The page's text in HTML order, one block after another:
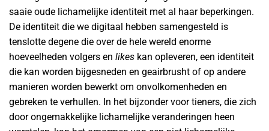
saaie oude lichamelijke identiteit met al haar beperkingen.
De identiteit die we digitaal hebben samengesteld is
tenslotte degene die over de hele wereld enorme
hoeveelheden volgers en likes kan opleveren, een identiteit
die kan worden bijgesneden en geairbrusht of op andere
manieren worden bewerkt om onvolkomenheden en
gebreken te verhullen. In het bijzonder voor tieners, die zich
door ongemakkelijke lichamelijke veranderingen heen